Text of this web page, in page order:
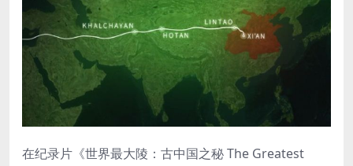
在纪录片《世界最大陵：古中国之秘 The Greatest